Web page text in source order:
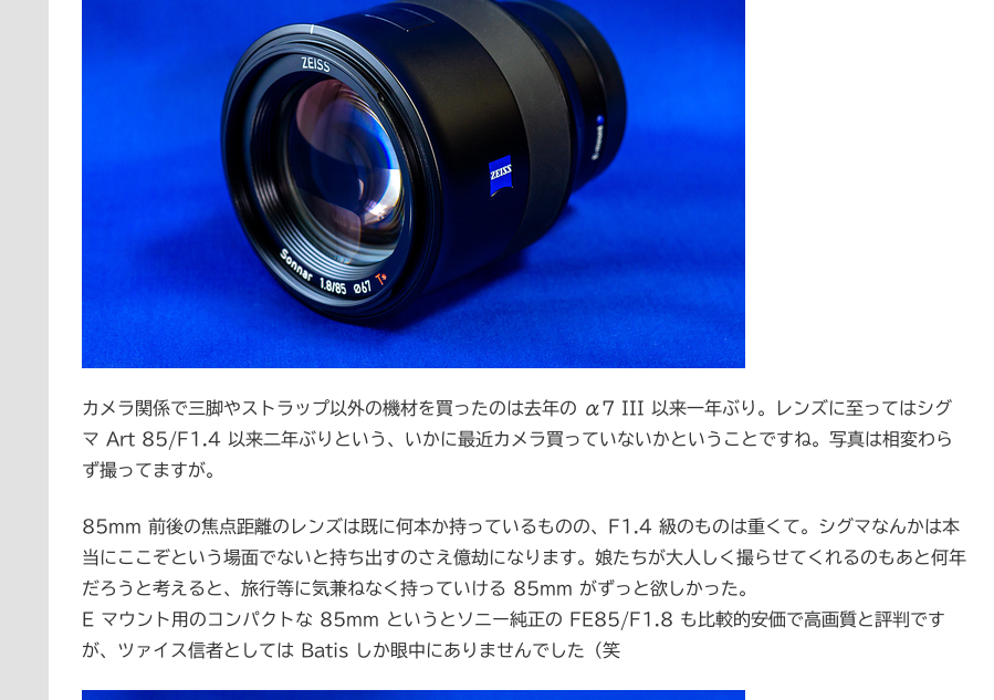
カメラ関係で三脚やストラップ以外の機材を買ったのは去年の α7 III 以来一年ぶり。レンズに至ってはシグ
マ Art 85/F1.4 以来二年ぶりという、いかに最近カメラ買っていないかということですね。写真は相変わら
ず撮ってますが。
85mm 前後の焦点距離のレンズは既に何本か持っているものの、F1.4 級のものは重くて。シグマなんかは本
当にここぞという場面でないと持ち出すのさえ億劫になります。娘たちが大人しく撮らせてくれるのもあと何年
だろうと考えると、旅行等に気兼ねなく持っていける 85mm がずっと欲しかった。
E マウント用のコンパクトな 85mm というとソニー純正の FE85/F1.8 も比較的安価で高画質と評判です
が、ツァイス信者としては Batis しか眼中にありませんでした（笑